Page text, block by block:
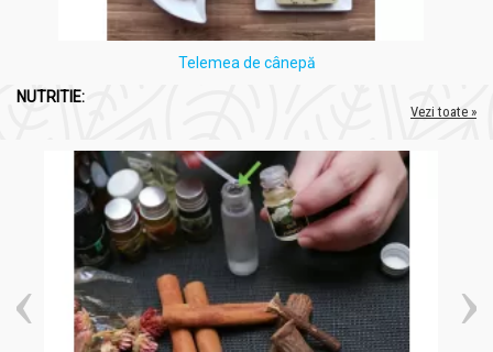
și îmbunătățește starea de spirit.
Deodorant natural : combate mirosurile neplăcute fără a
afecta echilibrul pielii.
: îmbunătățește fluxul sanguin,
fiind util în cazuri de picioare grele și retenție de apă.
: ajută la protejarea
Respinge insectele: acționează ca un repelent natural
împotriva țânțarilor și altor insecte.
Indicații:
Dezechilibre hormonale (PMS, menopauză)
Celulită și retenție de apă
Imperfecțiuni ale pielii (acnee, riduri, piele deshidratată)
Migrene, stres și tensiune nervoasă
Picioare grele, edeme, circulație sanguină deficitară
Telemea de cânepă
NUTRITIE:
Vezi toate »